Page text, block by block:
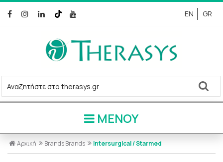
EN GR
ΜΕΝΟΥ
Αρχική BrandsBrands Intersurgical / Starmed